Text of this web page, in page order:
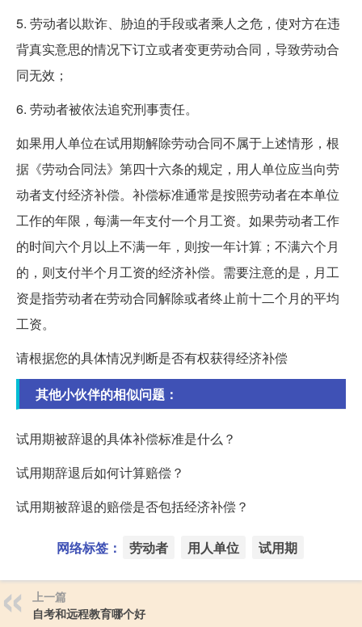
5. 劳动者以欺诈、胁迫的手段或者乘人之危，使对方在违
背真实意思的情况下订立或者变更劳动合同，导致劳动合
同无效；
6. 劳动者被依法追究刑事责任。
如果用人单位在试用期解除劳动合同不属于上述情形，根
据《劳动合同法》第四十六条的规定，用人单位应当向劳
动者支付经济补偿。补偿标准通常是按照劳动者在本单位
工作的年限，每满一年支付一个月工资。如果劳动者工作
的时间六个月以上不满一年，则按一年计算；不满六个月
的，则支付半个月工资的经济补偿。需要注意的是，月工
资是指劳动者在劳动合同解除或者终止前十二个月的平均
工资。
请根据您的具体情况判断是否有权获得经济补偿
其他小伙伴的相似问题：
试用期被辞退的具体补偿标准是什么？
试用期辞退后如何计算赔偿？
试用期被辞退的赔偿是否包括经济补偿？
网络标签： 劳动者 用人单位 试用期
上一篇
自考和远程教育哪个好